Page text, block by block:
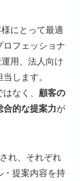
にとって最適
ロフェッショナ
用、法人向け
します。
なく、 顧客の
合的な提案力が
れ、それぞれ
・提案内容を持